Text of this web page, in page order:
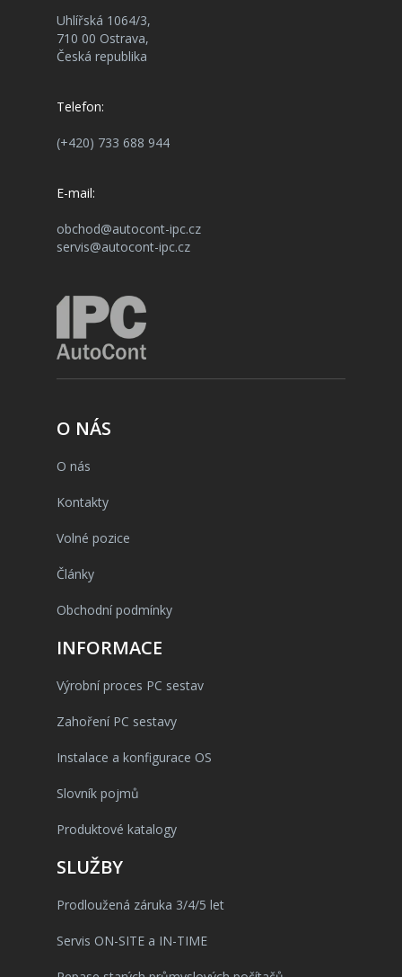
Uhlířská 1064/3,
710 00 Ostrava,
Česká republika
Telefon:
(+420) 733 688 944
E-mail:
obchod@autocont-ipc.cz
servis@autocont-ipc.cz
O NÁS
O nás
Kontakty
Volné pozice
Články
Obchodní podmínky
INFORMACE
Výrobní proces PC sestav
Zahoření PC sestavy
Instalace a konfigurace OS
Slovník pojmů
Produktové katalogy
SLUŽBY
Prodloužená záruka 3/4/5 let
Servis ON-SITE a IN-TIME